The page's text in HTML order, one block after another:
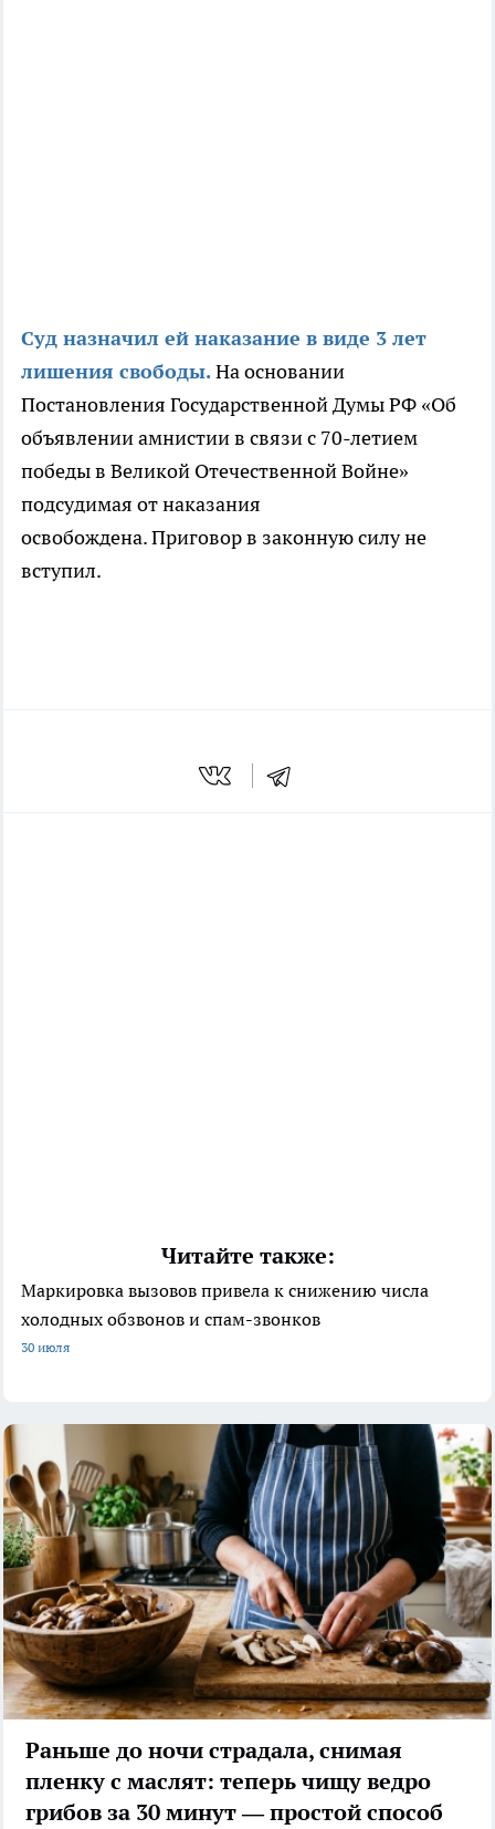
Суд назначил ей наказание в виде 3 лет
лишения свободы.На основании
Постановления Государственной Думы РФ «Об
объявлении амнистии в связи с 70-летием
победы в Великой Отечественной Войне»
подсудимая от наказания
освобождена. Приговор в законную силу не
вступил.
Читайте также:
Маркировка вызовов привела к снижению числа
холодных обзвонов и спам-звонков
30 июля
Раньше до ночи страдала, снимая
пленку с маслят: теперь чищу ведро
грибов за 30 минут — простой способ